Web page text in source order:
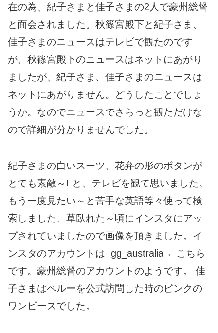
在の為、紀子さまと佳子さまの2人で豪州総督
と面会されました。秋篠宮殿下と紀子さま、
佳子さまのニュースはテレビで観たのです
が、秋篠宮殿下のニュースはネットにあがり
ましたが、紀子さま、佳子さまのニュースは
ネットにあがりません。どうしたことでしょ
うか。なのでニュースでさらっと観ただけな
ので詳細が分かりませんでした。
紀子さまの白いスーツ、花弁の形のボタンが
とても素敵～! と、テレビを観て思いました。
もう一度見たい～と苦手な英語等々使って検
索しました、草臥れた～頃にインスタにアッ
プされていましたので画像を頂きました。イ
ンスタのアカウントは gg_australia ←こちら
です。豪州総督のアカウントのようです。 佳
子さまはペルーを公式訪問した時のピンクの
ワンピースでした。